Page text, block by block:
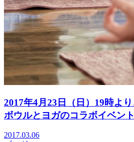
2017年4月23日（日）19時よ
ボウルとヨガのコラボイベン
2017.03.06